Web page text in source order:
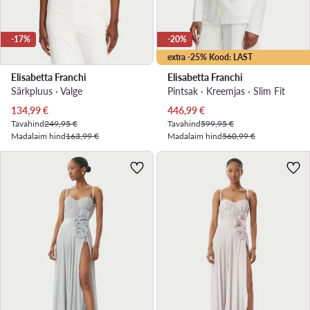
-17%
Elisabetta Franchi
Särkpluus · Valge
Praegune hind
134,99€
Tavahind249,95 €
Madalaim hind163,99 €
extra -25% Kood: LAST
-20%
Elisabetta Franchi
Pintsak · Kreemjas · Slim Fit
Praegune hind
446,99€
Tavahind599,95 €
Madalaim hind560,99 €